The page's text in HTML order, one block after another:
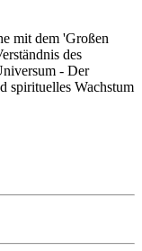
mit dem 'Großen
des
- Der
spirituelles Wachstum